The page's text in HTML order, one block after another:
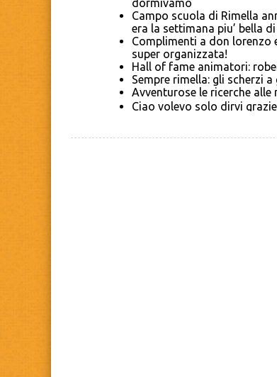
dormivamo
Campo scuola di Rimella
era la settimana piu’ bella
Complimenti a don
super organizzata!
Hall of fame animatori:
Sempre rimella: gli scherzi
Avventurose le ricerche
Ciao volevo solo dirvi
Ricordo sempre con